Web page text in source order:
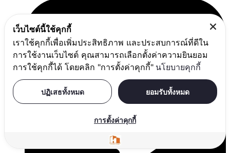
เว็บไซต์นี้ใช้คุกกี้
เราใช้คุกกี้เพื่อเพิ่มประสิทธิภาพ และประสบการณ์ที่ดีใน
การใช้งานเว็บไซต์ คุณสามารถเลือกตั้งค่าความยินยอม
การใช้คุกกี้ได้ โดยคลิก "การตั้งค่าคุกกี้" นโยบายคุกกี้
ปฏิเสธทั้งหมด ยอมรับทั้งหมด
การตั้งค่าคุกกี้